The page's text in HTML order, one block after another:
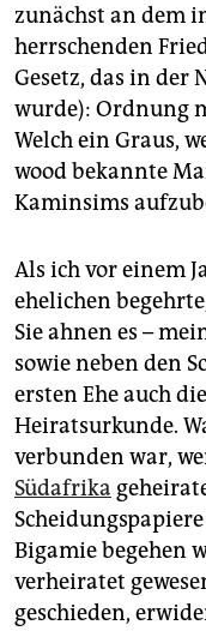
zunächst an dem
herrschenden
Gesetz, das in der
wurde): Ordnung
Welch ein Graus,
wood bekannte
Kaminsims
Als ich vor einem
ehelichen
Sie ahnen es –
sowie neben den
ersten Ehe auch
Heiratsurkunde.
verbunden war,
Südafrika
Bigamie begehen
verheiratet
geschieden,